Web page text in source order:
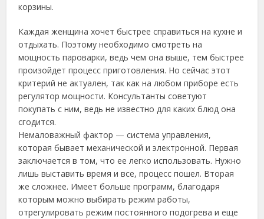
корзины.
Каждая женщина хочет быстрее справиться на кухне и
отдыхать. Поэтому необходимо смотреть на
мощность пароварки, ведь чем она выше, тем быстрее
произойдет процесс приготовления. Но сейчас этот
критерий не актуален, так как на любом приборе есть
регулятор мощности. Консультанты советуют
покупать с ним, ведь не известно для каких блюд она
сгодится.
Немаловажный фактор — система управления,
которая бывает механической и электронной. Первая
заключается в том, что ее легко использовать. Нужно
лишь выставить время и все, процесс пошел. Вторая
же сложнее. Имеет больше программ, благодаря
которым можно выбирать режим работы,
отрегулировать режим постоянного подогрева и еще